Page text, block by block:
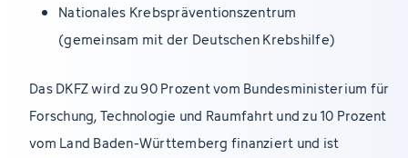
Nationales Krebspräventionszentrum
(gemeinsam mit der Deutschen Krebshilfe)
Das DKFZ wird zu 90 Prozent vom Bundesministerium für
Forschung, Technologie und Raumfahrt und zu 10 Prozent
vom Land Baden-Württemberg finanziert und ist